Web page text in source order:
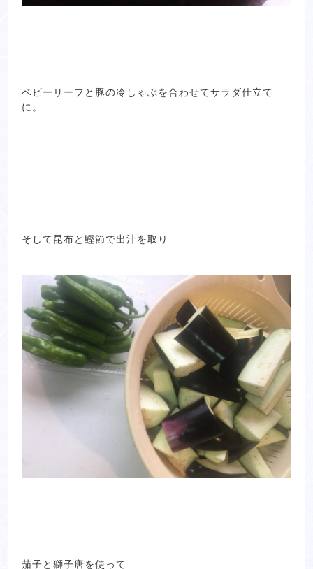
ベビーリーフと豚の冷しゃぶを合わせてサラダ仕立て
に。
そして昆布と鰹節で出汁を取り
茄子と獅子唐を使って